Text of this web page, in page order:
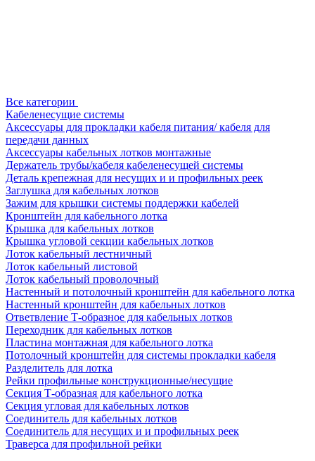
Все категории
Кабеленесущие системы
Аксессуары для прокладки кабеля питания/ кабеля для
передачи данных
Аксессуары кабельных лотков монтажные
Держатель трубы/кабеля кабеленесущей системы
Деталь крепежная для несущих и и профильных реек
Заглушка для кабельных лотков
Зажим для крышки системы поддержки кабелей
Кронштейн для кабельного лотка
Крышка для кабельных лотков
Крышка угловой секции кабельных лотков
Лоток кабельный лестничный
Лоток кабельный листовой
Лоток кабельный проволочный
Настенный и потолочный кронштейн для кабельного лотка
Настенный кронштейн для кабельных лотков
Ответвление Т-образное для кабельных лотков
Переходник для кабельных лотков
Пластина монтажная для кабельного лотка
Потолочный кронштейн для системы прокладки кабеля
Разделитель для лотка
Рейки профильные конструкционные/несущие
Секция Т-образная для кабельного лотка
Секция угловая для кабельных лотков
Соединитель для кабельных лотков
Соединитель для несущих и и профильных реек
Траверса для профильной рейки